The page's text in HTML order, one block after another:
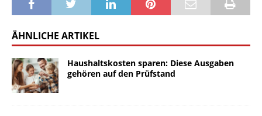
ÄHNLICHE ARTIKEL
Haushaltskosten sparen: Diese Ausgaben
gehören auf den Prüfstand